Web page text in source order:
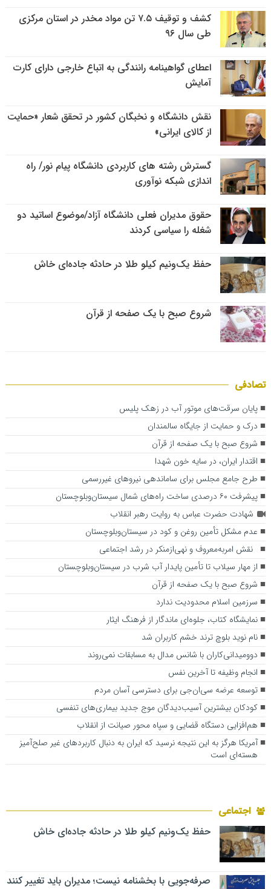
کشف و توقیف ۷.۵ تن مواد مخدر در استان مرکزی
طی سال ۹۶
اعطای گواهینامه رانندگی به اتباع خارجی دارای کارت
آمایش
نقش دانشگاه و نخبگان کشور در تحقق شعار «حمایت
از کالای ایرانی»
گسترش رشته های کاربردی دانشگاه پیام نور/ راه
اندازی شبکه نوآوری
حقوق مدیران فعلی دانشگاه آزاد/موضوع اساتید دو
شغله را سیاسی کردند
حفظ یک‌ونیم کیلو طلا در حادثه جاده‌ای خاش
شروع صبح با یک صفحه از قرآن
تصادفی
پایان سرقت‌های موتور آب در زهک پلیس
درک و حمایت از جایگاه سالمندان
شروع صبح با یک صفحه از قرآن
اقتدار ایران، در سایه خون شهدا
طرح جامع مجلس برای ساماندهی نیروهای غیررسمی
پیشرفت ۶۰ درصدی ساخت راه‌های شمال سیستان‌وبلوچستان
شهادت حضرت عباس به روایت رهبر انقلاب
عدم مشکل تأمین روغن و کود در سیستان‌وبلوچستان
نقش امربه‌معروف و نهی‌ازمنکر در رشد اجتماعی
از مهار سیلاب تا تأمین پایدار آب شرب در سیستان‌وبلوچستان
شروع صبح با یک صفحه از قرآن
سرزمین اسلام محدودیت ندارد
نمایشگاه کتاب، جلوه‌ای ماندگار از فرهنگ ایثار
نام نوید بلوچ ترند خشم کاربران شد
دوومیدانی‌کاران با شانس مدال به مسابقات نمی‌روند
انجام وظیفه تا آخرین نفس
توسعه عرضه سی‌ان‌جی برای دسترسی آسان مردم
کودکان بیشترین آسیب‌دیدگان موج جدید بیماری‌های تنفسی
هم‌افزایی دستگاه قضایی و سپاه محور صیانت از انقلاب
آمریکا هرگز به این نتیجه نرسید که ایران به دنبال کاربردهای غیر صلح‌آمیز
هسته‌ای است
اجتماعی
حفظ یک‌ونیم کیلو طلا در حادثه جاده‌ای خاش
صرفه‌جویی با بخشنامه نیست؛ مدیران باید تغییر کنند